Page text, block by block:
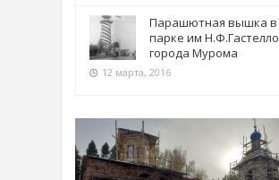
Парашютная вышка в
парке им Н.Ф.Гастелло
города Мурома
12 марта, 2016